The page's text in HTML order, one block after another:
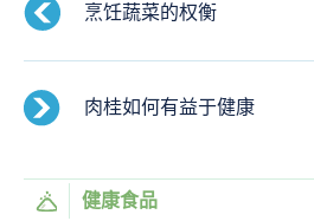
烹饪蔬菜的权衡
肉桂如何有益于健康
健康食品